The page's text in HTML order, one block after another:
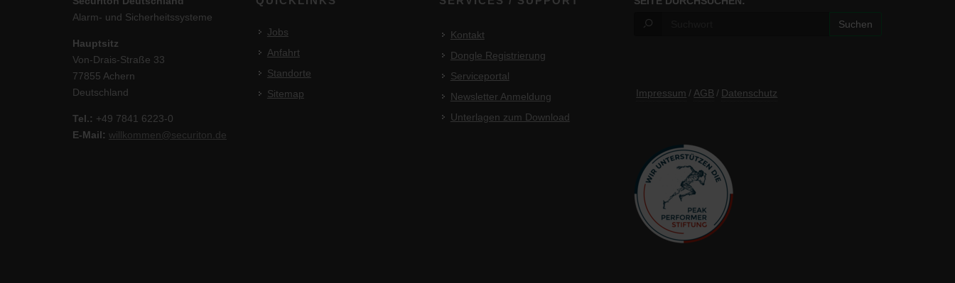
Alarm- und Sicherheitssysteme
Hauptsitz
Von-Drais-Straße 33
77855 Achern
Deutschland
Tel.: +49 7841 6223-0
E-Mail: willkommen@securiton.de
Jobs
Anfahrt
Standorte
Sitemap
Kontakt
Dongle Registrierung
Serviceportal
Newsletter Anmeldung
Unterlagen zum Download
Impressum / AGB / Datenschutz